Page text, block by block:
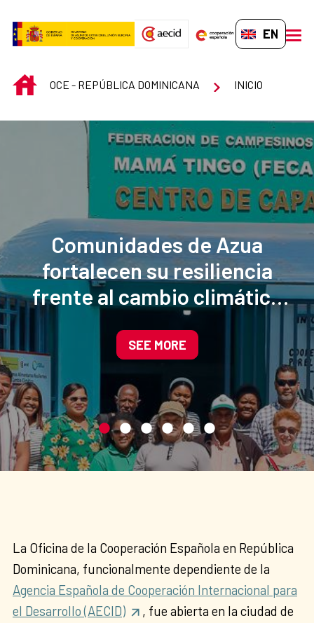
EN-GB
INICIOOCE - REPÚBLICA DOMINICANA INICIO
Comunidades de Azua
fortalecen su resiliencia
frente al cambio climático
mediante la agroecología y
la gestión sostenible del
agua
SEE MORE
La Oficina de la Cooperación Española en República
Dominicana, funcionalmente dependiente de la
Agencia Española de Cooperación Internacional para
el Desarrollo (AECID)
, fue abierta en la ciudad de